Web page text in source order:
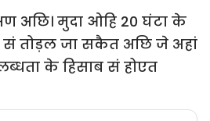
अछि। मुदा ओहि 20 घंटा के
तोड़ल जा सकैत अछि जे अहां
के हिसाब सं होएत